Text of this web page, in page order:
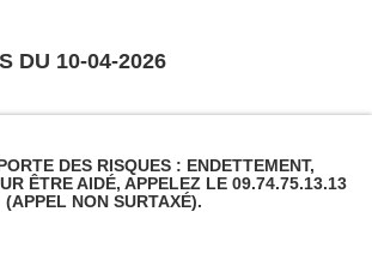
DU 10-04-2026
DES RISQUES : ENDETTEMENT,
ÊTRE AIDÉ, APPELEZ LE 09.74.75.13.13
(APPEL NON SURTAXÉ).